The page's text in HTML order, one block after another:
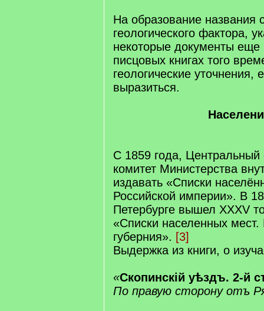
На образование названия
геологического фактора,
некоторые документы еще
писцовых книгах того
геологические уточнения,
выразиться.
С 1859 года, Центральный
комитет Министерства
издавать «Списки
Российской империи». В
Петербурге вышел XXXV
«Списки населенных мест.
губерния». [3]
Выдержка из книги, о
«Скопинскій​ уѣздъ. 2-й
По правую сторону отъ